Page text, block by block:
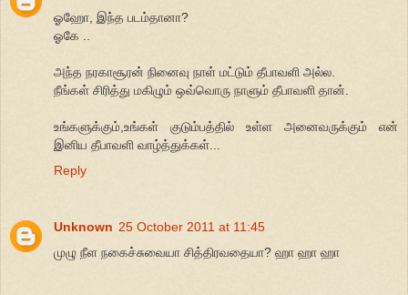
ஓஹோ, இந்த படம்தானா?
ஓகே ..
அந்த நரகாசூரன் நினைவு நாள் மட்டும் தீபாவளி அல்ல.
நீங்கள் சிரித்து மகிழும் ஒவ்வொரு நாளும் தீபாவளி தான்.
உங்களுக்கும்,உங்கள் குடும்பத்தில் உள்ள அனைவருக்கும் என்
இனிய தீபாவளி வாழ்த்துக்கள்...
Reply
Unknown 25 October 2011 at 11:45
முழு நீள நகைச்சுவையா சித்திரவதையா? ஹா ஹா ஹா